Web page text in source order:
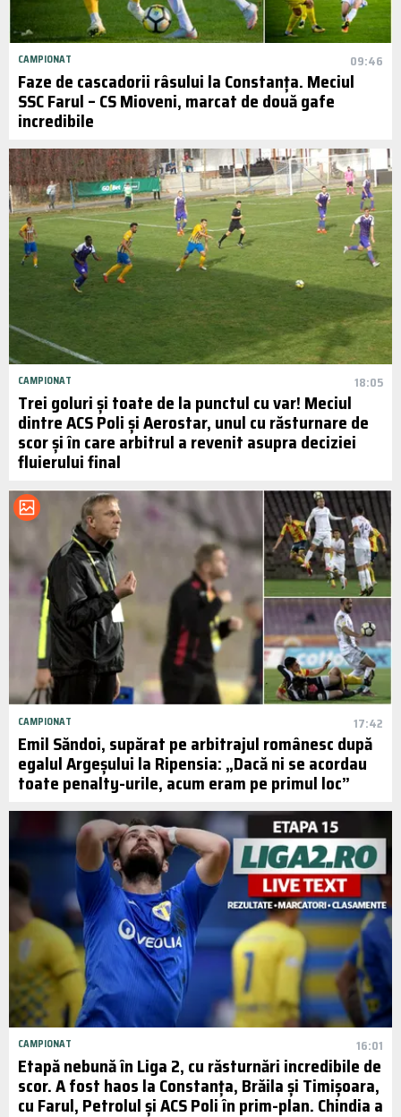
CAMPIONAT 09:46
Faze de cascadorii râsului la Constanța. Meciul
SSC Farul – CS Mioveni, marcat de două gafe
incredibile
CAMPIONAT 18:05
Trei goluri și toate de la punctul cu var! Meciul
dintre ACS Poli și Aerostar, unul cu răsturnare de
scor și în care arbitrul a revenit asupra deciziei
fluierului final
CAMPIONAT 17:42
Emil Săndoi, supărat pe arbitrajul românesc după
egalul Argeșului la Ripensia: „Dacă ni se acordau
toate penalty-urile, acum eram pe primul loc”
CAMPIONAT 16:01
Etapă nebună în Liga 2, cu răsturnări incredibile de
scor. A fost haos la Constanța, Brăila și Timișoara,
cu Farul, Petrolul și ACS Poli în prim-plan. Chindia a